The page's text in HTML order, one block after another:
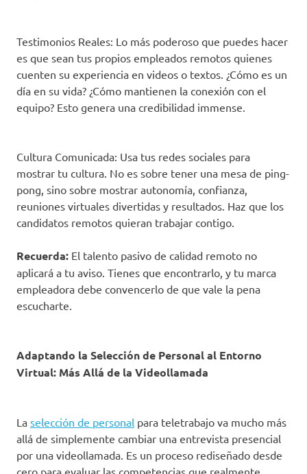
Testimonios Reales: Lo más poderoso que puedes hacer
es que sean tus propios empleados remotos quienes
cuenten su experiencia en videos o textos. ¿Cómo es un
día en su vida? ¿Cómo mantienen la conexión con el
equipo? Esto genera una credibilidad immense.
Cultura Comunicada: Usa tus redes sociales para
mostrar tu cultura. No es sobre tener una mesa de ping-
pong, sino sobre mostrar autonomía, confianza,
reuniones virtuales divertidas y resultados. Haz que los
candidatos remotos quieran trabajar contigo.
Recuerda: El talento pasivo de calidad remoto no
aplicará a tu aviso. Tienes que encontrarlo, y tu marca
empleadora debe convencerlo de que vale la pena
escucharte.
Adaptando la Selección de Personal al Entorno
Virtual: Más Allá de la Videollamada
La selección de personal para teletrabajo va mucho más
allá de simplemente cambiar una entrevista presencial
por una videollamada. Es un proceso rediseñado desde